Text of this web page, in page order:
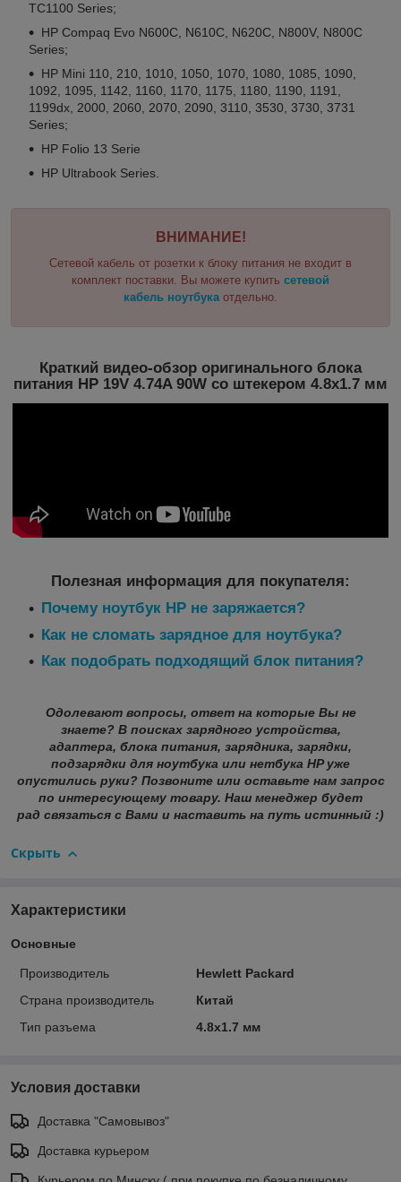
TC1100 Series;
HP Compaq Evo N600C, N610C, N620C, N800V, N800C
Series;
HP Mini 110, 210, 1010, 1050, 1070, 1080, 1085, 1090,
1092, 1095, 1142, 1160, 1170, 1175, 1180, 1190, 1191,
1199dx, 2000, 2060, 2070, 2090, 3110, 3530, 3730, 3731
Series;
HP Folio 13 Serie
HP Ultrabook Series.
ВНИМАНИЕ!
Сетевой кабель от розетки к блоку питания не входит в
комплект поставки. Вы можете купить сетевой
кабель ноутбукаотдельно.
Краткий видео-обзор оригинального блока
питания HP 19V 4.74A 90W со штекером 4.8x1.7 мм
Полезная информация для покупателя:
Почему ноутбук HP не заряжается?
Как не сломать зарядное для ноутбука?
Как подобрать подходящий блок питания?
Одолевают вопросы, ответ на которые Вы не
знаете? В поисках зарядного устройства,
адаптера, блока питания, зарядника, зарядки,
подзарядки для ноутбука или нетбука HP уже
опустились руки? Позвоните или оставьте нам запрос
по интересующему товару. Наш менеджер будет
рад связаться с Вами и наставить на путь истинный :)
Скрыть
Характеристики
Основные
Производитель
Hewlett Packard
Страна производитель
Китай
Тип разъема
4.8x1.7 мм
Условия доставки
Доставка "Самовывоз"
Доставка курьером